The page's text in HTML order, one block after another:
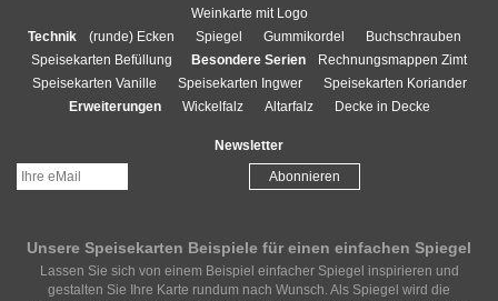
Weinkarte mit Logo
Technik
(runde) Ecken Spiegel Gummikordel
Buchschrauben
Speisekarten Befüllung
Besondere Serien
Rechnungsmappen Zimt
Speisekarten Vanille
Speisekarten Ingwer
Speisekarten Koriander
Erweiterungen
Wickelfalz Altarfalz Decke in Decke
Newsletter
Unsere Speisekarten Beispiele für einen einfachen Spiegel
Lassen Sie sich von einem Beispiel einfacher Spiegel inspirieren und
gestalten Sie Ihre Karte rundum nach Wunsch. Als Spiegel wird die